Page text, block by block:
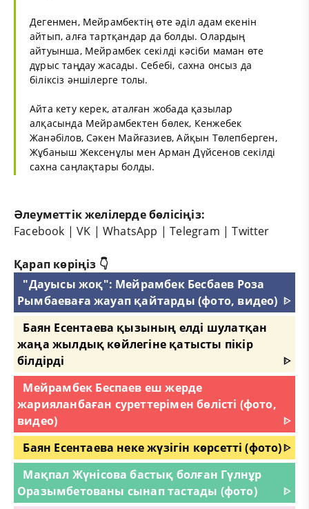
Дегенмен, Мейрамбектің өте әділ адам екенін
айтып, алға тартқандар да болды. Олардың
айтуынша, Мейрамбек секілді кәсіби маман өте
дұрыс таңдау жасады. Себебі, сахна онсыз да
біліксіз әншілерге толы.
Айта кету керек, аталған жобада қазылар
алқасында Мейрамбектен бөлек, Кенжебек
Жанәбілов, Сәкен Майғазиев, Айқын Төлепберген,
Жұбаныш Жексенұлы мен Арман Дүйсенов секілді
сахна саңлақтары болды.
Әлеуметтік желілерде бөлісіңіз:
Facebook |VK |WhatsApp |Telegram |Twitter
Қарап көріңіз 👇
"Дауысы жоқ": Мейрамбек Бесбаев Роза
Рымбаеваға жауап қайтарды (фото, видео) ᐈ
Баян Есентаева қызының елді шулатқан
жаңа жылдық көйлегіне қатысты пікір
білдірді
ᐈ
Мейрамбек Беспаев еш жерде
жарияланбаған суреттерімен бөлісті (фото,
видео)
ᐈ
Баян Есентаева неке жүзігін көрсетті (фото)ᐈ
Мақпал Жүнісова бастық болған Гүлнұр
Оразымбетованы сынап тастады (фото)
ᐈ